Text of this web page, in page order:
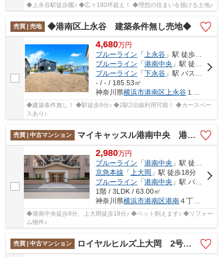
◆上永谷駅徒歩圏♪ ◆広々180坪超え！ ◆理想の住まいを描ける土地♪
売買 | 売地 ◆港南区上永谷 建築条件無し売地◆
4,680万円
ブルーライン 「 上永谷 」駅 徒歩9分
ブルーライン 「港南中央 」駅 徒歩18分
ブルーライン 「下永谷 」駅 バス8分 「上永谷住宅入口」 停歩3分
- / - / 185.53㎡
神奈川県横浜市港南区 上永谷 １丁目
◆建築条件無し！ ◆駅徒歩9分♪ ◆2駅2沿線利用可能！ ◆カースペー
スあり♪
売買 | 中古マンション マイキャッスル港南中央 港南中央徒歩9分/上大岡徒歩18分/ペット飼えます/リフォーム物件
2,980万円
ブルーライン 「港南中央 」駅 徒歩9分
京急本線 「 上大岡 」駅 徒歩18分
ブルーライン 「港南中央 」駅 バス5分 「雑色（神奈川県）」 停歩4分
1階 / 3LDK / 63.00㎡
神奈川県横浜市港南区港南４丁目10-30
◆港南中央徒歩9分、上大岡徒歩18分♪ ◆ペット飼えます♪ ◆リフォー
ム物件♪
売買 | 中古マンション ロイヤルヒルズ上大岡 2号棟 上永谷徒歩圏/ペット飼育可/即入居可リノベ済み/専用庭付き